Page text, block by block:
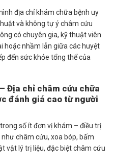
địa chỉ khám chữa bệnh uy
và không tự ý châm cứu
có chuyên gia, kỹ thuật viên
hoặc nhầm lẫn giữa các huyệt
đến sức khỏe tổng thể của
Địa chỉ châm cứu chữa
đánh giá cao từ người
số ít đơn vị khám – điều trị
châm cứu, xoa bóp, bấm
vật lý trị liệu, đặc biệt châm cứu